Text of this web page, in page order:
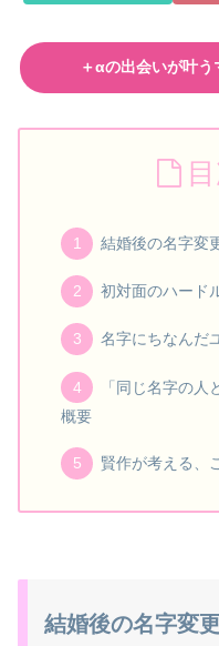
＋αの出会いが叶う
結婚後の名字変
初対面のハード
名字にちなんだ
「同じ名字の
概要
賢作が考える、
結婚後の名字変